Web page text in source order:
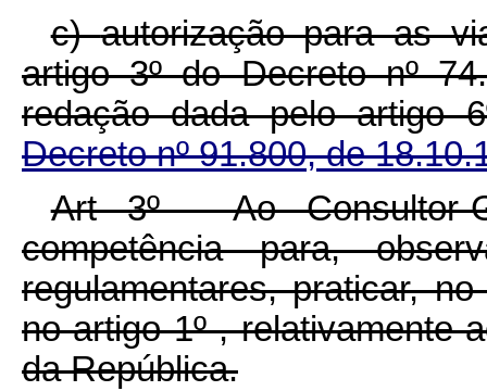
c)autorização para as
artigo 3º do Decreto nº
redação dada pelo artigo
Decreto nº 91.800, de
Art 3º - Ao Consultor-
competência para,
regulamentares, praticar,
no artigo 1º , relativamente
da República.